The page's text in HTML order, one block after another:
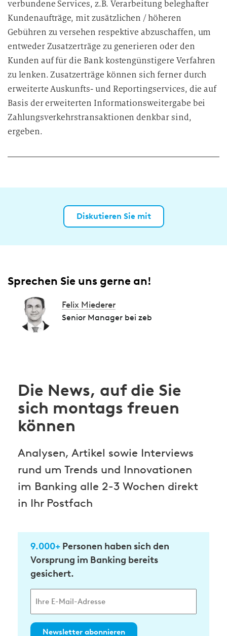
verbundene Services, z.B. Verarbeitung beleghafter
Kundenaufträge, mit zusätzlichen / höheren
Gebühren zu versehen respektive abzuschaffen, um
entweder Zusatzerträge zu generieren oder den
Kunden auf für die Bank kostengünstigere Verfahren
zu lenken. Zusatzerträge können sich ferner durch
erweiterte Auskunfts- und Reportingservices, die auf
Basis der erweiterten Informationsweitergabe bei
Zahlungsverkehrstransaktionen denkbar sind,
ergeben.
Diskutieren Sie mit
Sprechen Sie uns gerne an!
Felix Miederer
Senior Manager bei zeb
Die News, auf die Sie
sich montags freuen
können
Analysen, Artikel sowie Interviews
rund um Trends und Innovationen
im Banking alle 2-3 Wochen direkt
in Ihr Postfach
9.000+ Personen haben sich den
Vorsprung im Banking bereits
gesichert.
Newsletter abonnieren